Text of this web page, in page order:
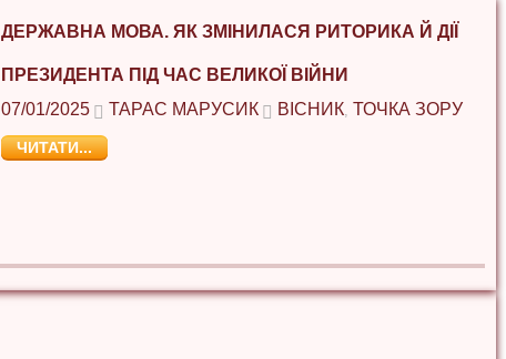
ДЕРЖАВНА МОВА. ЯК ЗМІНИЛАСЯ РИТОРИКА Й ДІЇ
ПРЕЗИДЕНТА ПІД ЧАС ВЕЛИКОЇ ВІЙНИ
07/01/2025
ТАРАС МАРУСИК ВІСНИК ТОЧКА ЗОРУ
ЧИТАТИ...